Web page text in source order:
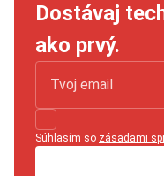
Dostávaj
ako prvý.
Súhlasím so zásadami